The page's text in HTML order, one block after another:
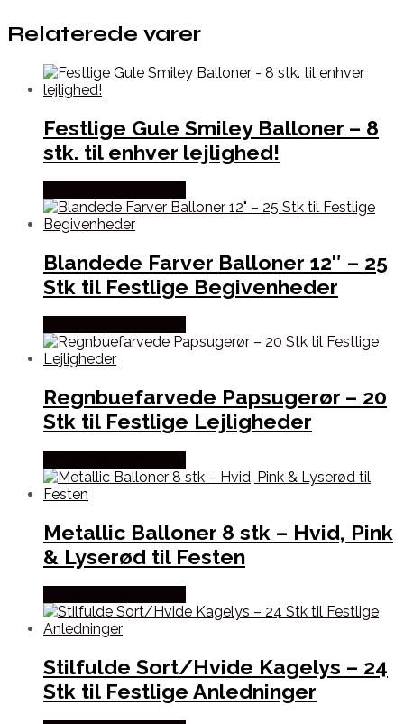
Relaterede varer
Festlige Gule Smiley Balloner – 8
stk. til enhver lejlighed!
Blandede Farver Balloner 12″ – 25
Stk til Festlige Begivenheder
Regnbuefarvede Papsugerør – 20
Stk til Festlige Lejligheder
Metallic Balloner 8 stk – Hvid, Pink
& Lyserød til Festen
Stilfulde Sort/Hvide Kagelys – 24
Stk til Festlige Anledninger